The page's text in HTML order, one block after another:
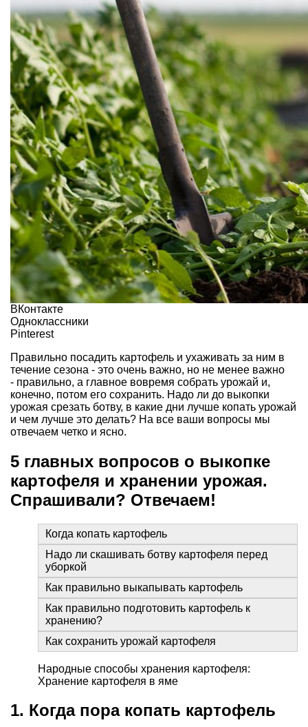
ВКонтакте
Одноклассники
Pinterest
Правильно посадить картофель и ухаживать за ним в
течение сезона - это очень важно, но не менее важно
- правильно, а главное вовремя собрать урожай и,
конечно, потом его сохранить. Надо ли до выкопки
урожая срезать ботву, в какие дни лучше копать урожай
и чем лучше это делать? На все ваши вопросы мы
отвечаем четко и ясно.
5 главных вопросов о выкопке
картофеля и хранении урожая.
Спрашивали? Отвечаем!
Когда копать картофель
Надо ли скашивать ботву картофеля перед
уборкой
Как правильно выкапывать картофель
Как правильно подготовить картофель к
хранению?
Как сохранить урожай картофеля
Народные способы хранения картофеля:
Хранение картофеля в яме
1. Когда пора копать картофель